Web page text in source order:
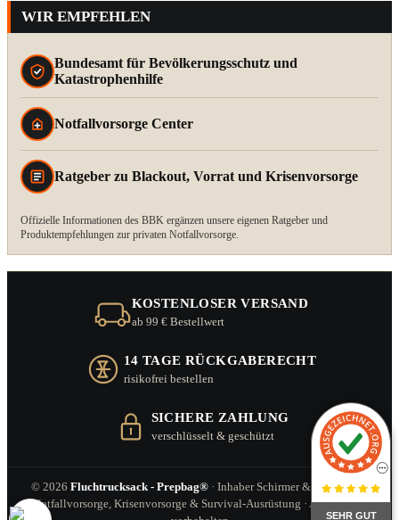
WIR EMPFEHLEN
Bundesamt für Bevölkerungsschutz und
Katastrophenhilfe
Notfallvorsorge Center
Ratgeber zu Blackout, Vorrat und Krisenvorsorge
Offizielle Informationen des BBK ergänzen unsere eigenen Ratgeber und
Produktempfehlungen zur privaten Notfallvorsorge.
SEHR GUT
KOSTENLOSER VERSAND
ab 99 € Bestellwert
14 TAGE RÜCKGABERECHT
risikofrei bestellen
SICHERE ZAHLUNG
verschlüsselt & geschützt
© 2026 Fluchtrucksack - Prepbag® · Inhaber Schirmer & Zitzl GbR ·
Notfallvorsorge, Krisenvorsorge & Survival-Ausrüstung · Alle Rechte